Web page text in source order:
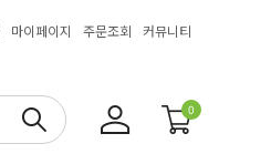
마이페이지 주문조회 커뮤니티
0